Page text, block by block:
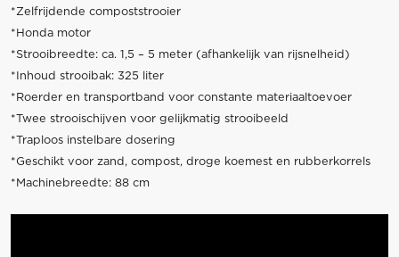
*Zelfrijdende compoststrooier
*Honda motor
*Strooibreedte: ca. 1,5 – 5 meter (afhankelijk van rijsnelheid)
*Inhoud strooibak: 325 liter
*Roerder en transportband voor constante materiaaltoevoer
*Twee strooischijven voor gelijkmatig strooibeeld
*Traploos instelbare dosering
*Geschikt voor zand, compost, droge koemest en rubberkorrels
*Machinebreedte: 88 cm